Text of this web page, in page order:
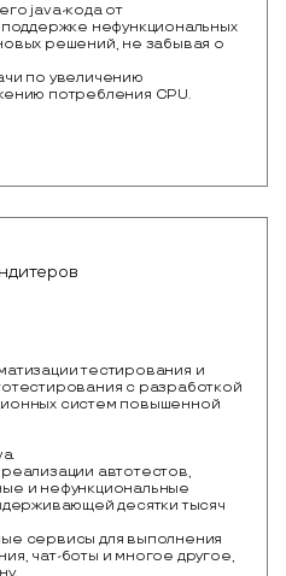
java-кода от
нефункциональных
решений, не забывая о
по увеличению
потребления CPU.
тестирования и
с разработкой
систем повышенной
автотестов,
и нефункциональные
десятки тысяч
сервисы для выполнения
чат-боты и многое другое,